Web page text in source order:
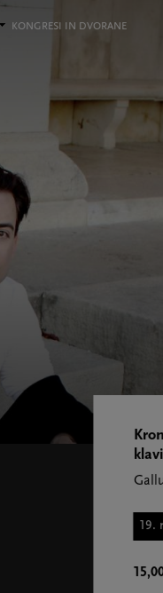
KONGRESI IN DVORANE
19.